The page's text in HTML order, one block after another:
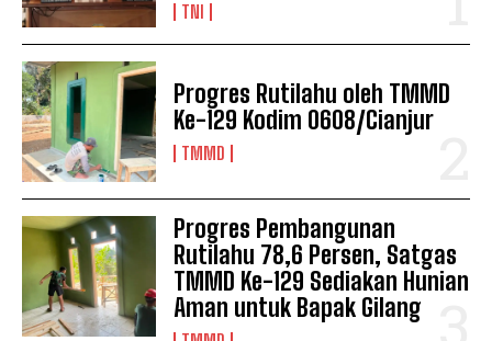
TNI
Progres Rutilahu oleh TMMD
Ke-129 Kodim 0608/Cianjur
TMMD
Progres Pembangunan
Rutilahu 78,6 Persen, Satgas
TMMD Ke-129 Sediakan Hunian
Aman untuk Bapak Gilang